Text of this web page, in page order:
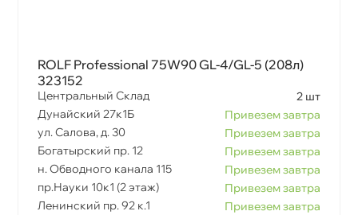
ROLF Professional 75W90 GL-4/GL-5 (208л)
323152
Центральный Склад
2 шт
Дунайский 27к1Б
Привезем завтра
ул. Салова, д. 30
Привезем завтра
Богатырский пр. 12
Привезем завтра
н. Обводного канала 115
Привезем завтра
пр.Науки 10к1 (2 этаж)
Привезем завтра
Ленинский пр. 92 к.1
Привезем завтра